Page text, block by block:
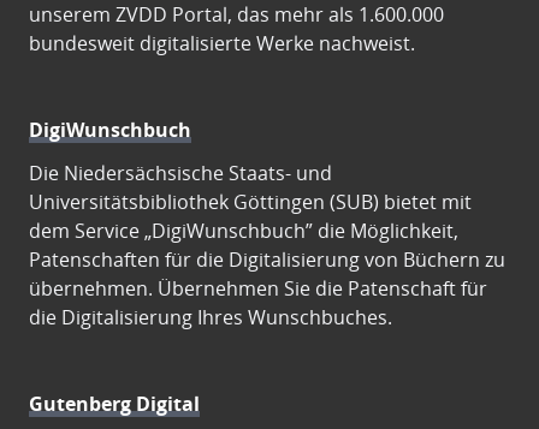
unserem ZVDD Portal, das mehr als 1.600.000
bundesweit digitalisierte Werke nachweist.
DigiWunschbuch
Die Niedersächsische Staats- und
Universitätsbibliothek Göttingen (SUB) bietet mit
dem Service „DigiWunschbuch” die Möglichkeit,
Patenschaften für die Digitalisierung von Büchern zu
übernehmen. Übernehmen Sie die Patenschaft für
die Digitalisierung Ihres Wunschbuches.
Gutenberg Digital